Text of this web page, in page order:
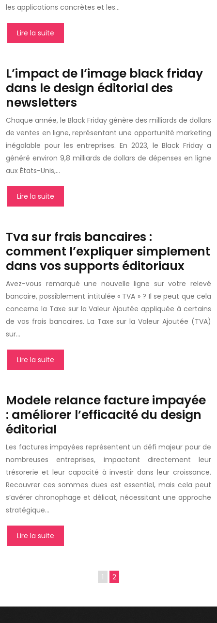
les applications concrètes et les…
Lire la suite
L’impact de l’image black friday
dans le design éditorial des
newsletters
Chaque année, le Black Friday génère des milliards de dollars
de ventes en ligne, représentant une opportunité marketing
inégalable pour les entreprises. En 2023, le Black Friday a
généré environ 9,8 milliards de dollars de dépenses en ligne
aux États-Unis,…
Lire la suite
Tva sur frais bancaires :
comment l’expliquer simplement
dans vos supports éditoriaux
Avez-vous remarqué une nouvelle ligne sur votre relevé
bancaire, possiblement intitulée « TVA » ? Il se peut que cela
concerne la Taxe sur la Valeur Ajoutée appliquée à certains
de vos frais bancaires. La Taxe sur la Valeur Ajoutée (TVA)
sur…
Lire la suite
Modele relance facture impayée
: améliorer l’efficacité du design
éditorial
Les factures impayées représentent un défi majeur pour de
nombreuses entreprises, impactant directement leur
trésorerie et leur capacité à investir dans leur croissance.
Recouvrer ces sommes dues est essentiel, mais cela peut
s’avérer chronophage et délicat, nécessitant une approche
stratégique…
Lire la suite
1 2